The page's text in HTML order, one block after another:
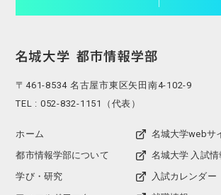
〒461-8534 名古屋市東区矢田南4-102-9
TEL : 052-832-1151（代表）
ホーム
都市情報学部について
学び・研究
名城大学webサ
名城大学 入試情
入試カレンダー